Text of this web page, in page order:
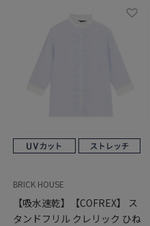
BRICK HOUSE
【吸水速乾】【COFREX】 ス
タンドフリル クレリック ひね